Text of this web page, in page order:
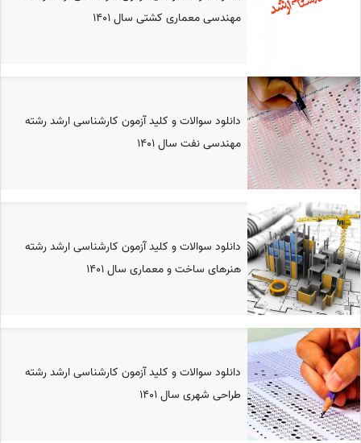
مهندسی معماری کشتی سال 1401
دانلود سوالات و کلید آزمون کارشناسی ارشد رشته
مهندسی نفت سال 1401
دانلود سوالات و کلید آزمون کارشناسی ارشد رشته
هنرهای ساخت و معماری سال 1401
دانلود سوالات و کلید آزمون کارشناسی ارشد رشته
طراحی شهری سال 1401